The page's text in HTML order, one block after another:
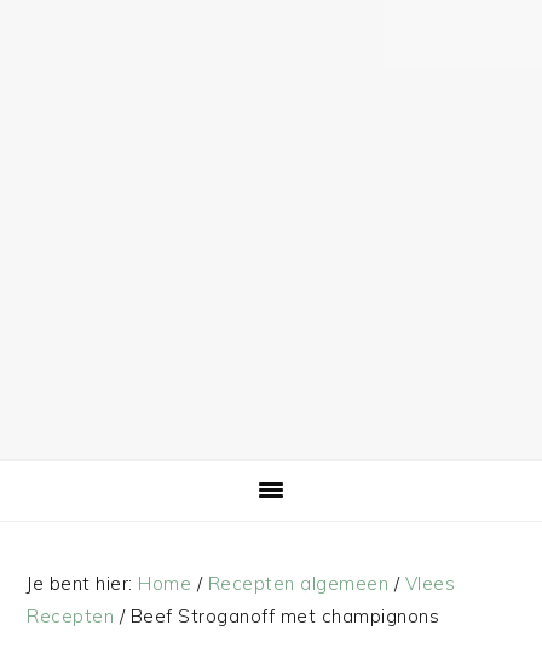
Je bent hier: Home / Recepten algemeen / Vlees
Recepten /Beef Stroganoff met champignons